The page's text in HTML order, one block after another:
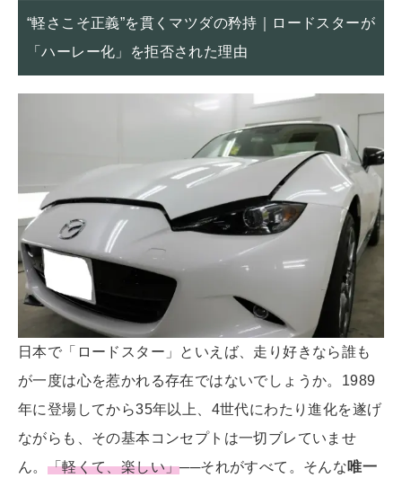
“軽さこそ正義”を貫くマツダの矜持｜ロードスターが
「ハーレー化」を拒否された理由
日本で「ロードスター」といえば、走り好きなら誰も
が一度は心を惹かれる存在ではないでしょうか。1989
年に登場してから35年以上、4世代にわたり進化を遂げ
ながらも、その基本コンセプトは一切ブレていませ
ん。 「軽くて、楽しい」──それがすべて。そんな唯一